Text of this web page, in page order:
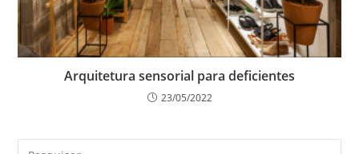
Arquitetura sensorial para deficientes
23/05/2022